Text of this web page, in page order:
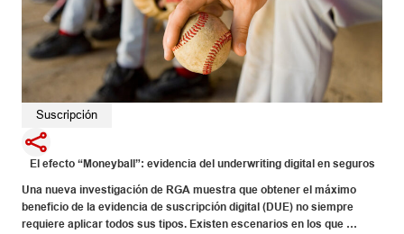
Suscripción
El efecto “Moneyball”: evidencia del underwriting digital en seguros
Una nueva investigación de RGA muestra que obtener el máximo
beneficio de la evidencia de suscripción digital (DUE) no siempre
requiere aplicar todos sus tipos. Existen escenarios en los que